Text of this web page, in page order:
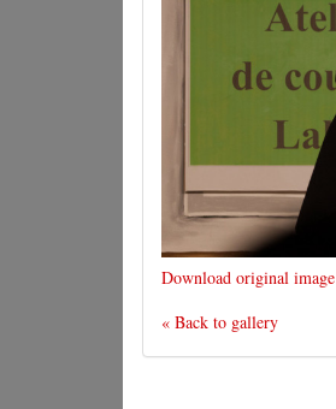
Download original image
« Back to gallery